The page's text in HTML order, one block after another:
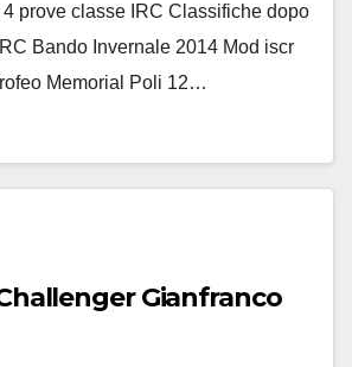
prove classe IRC Classifiche dopo
Bando Invernale 2014 Mod iscr
Memorial Poli 12…
Gianfranco